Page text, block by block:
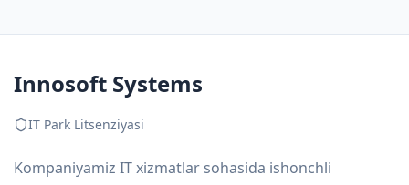
Innosoft Systems
IT Park Litsenziyasi
Kompaniyamiz IT xizmatlar sohasida ishonchli